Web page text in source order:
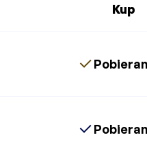
Kup